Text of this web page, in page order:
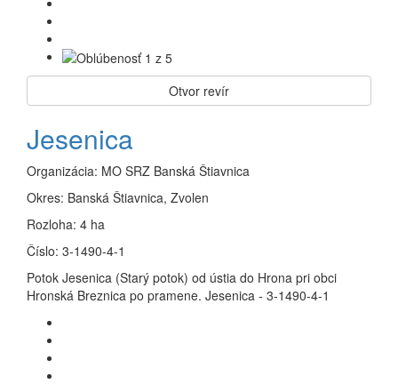
Otvor revír
Jesenica
Organizácia: MO SRZ Banská Štiavnica
Okres: Banská Štiavnica, Zvolen
Rozloha: 4 ha
Číslo: 3-1490-4-1
Potok Jesenica (Starý potok) od ústia do Hrona pri obci
Hronská Breznica po pramene. Jesenica - 3-1490-4-1